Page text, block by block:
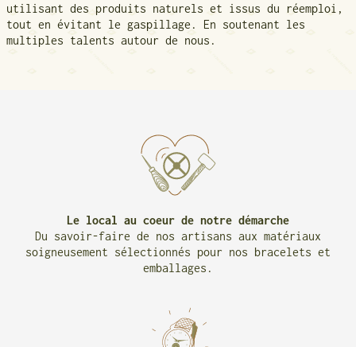
utilisant des produits naturels et issus du réemploi,
tout en évitant le gaspillage. En soutenant les
multiples talents autour de nous.
Le local au coeur de notre démarche
Du savoir-faire de nos artisans aux matériaux
soigneusement sélectionnés pour nos bracelets et
emballages.